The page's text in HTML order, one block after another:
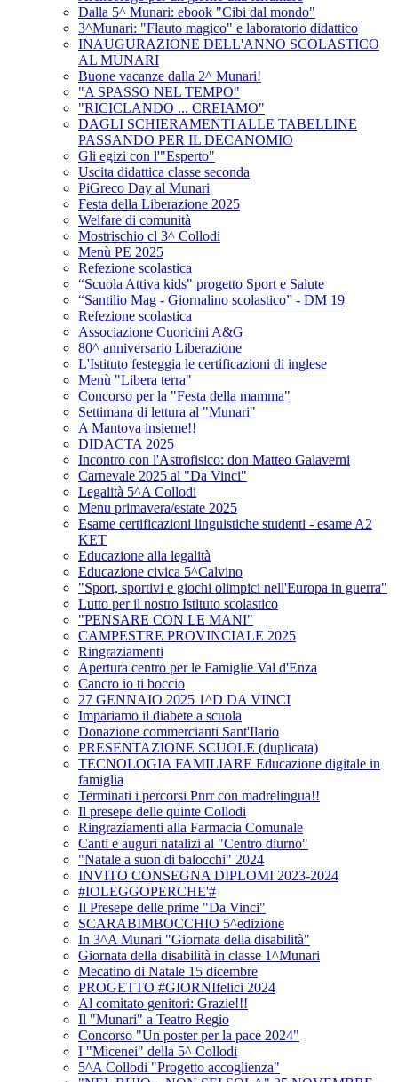
Dalla 5^ Munari: ebook "Cibi dal mondo"
3^Munari: "Flauto magico" e laboratorio didattico
INAUGURAZIONE DELL'ANNO SCOLASTICO
AL MUNARI
Buone vacanze dalla 2^ Munari!
"A SPASSO NEL TEMPO"
"RICICLANDO ... CREIAMO"
DAGLI SCHIERAMENTI ALLE TABELLINE
PASSANDO PER IL DECANOMIO
Gli egizi con l'"Esperto"
Uscita didattica classe seconda
PiGreco Day al Munari
Festa della Liberazione 2025
Welfare di comunità
Mostrischio cl 3^ Collodi
Menù PE 2025
Refezione scolastica
“Scuola Attiva kids" progetto Sport e Salute
“Santilio Mag - Giornalino scolastico” - DM 19
Refezione scolastica
Associazione Cuoricini A&G
80^ anniversario Liberazione
L'Istituto festeggia le certificazioni di inglese
Menù "Libera terra"
Concorso per la "Festa della mamma"
Settimana di lettura al "Munari"
A Mantova insieme!!
DIDACTA 2025
Incontro con l'Astrofisico: don Matteo Galaverni
Carnevale 2025 al "Da Vinci"
Legalità 5^A Collodi
Menu primavera/estate 2025
Esame certificazioni linguistiche studenti - esame A2
KET
Educazione alla legalità
Educazione civica 5^Calvino
"Sport, sportivi e giochi olimpici nell'Europa in guerra"
Lutto per il nostro Istituto scolastico
"PENSARE CON LE MANI"
CAMPESTRE PROVINCIALE 2025
Ringraziamenti
Apertura centro per le Famiglie Val d'Enza
Cancro io ti boccio
27 GENNAIO 2025 1^D DA VINCI
Impariamo il diabete a scuola
Donazione commercianti Sant'Ilario
PRESENTAZIONE SCUOLE (duplicata)
TECNOLOGIA FAMILIARE Educazione digitale in
famiglia
Terminati i percorsi Pnrr con madrelingua!!
Il presepe delle quinte Collodi
Ringraziamenti alla Farmacia Comunale
Canti e auguri natalizi al "Centro diurno"
"Natale a suon di balocchi" 2024
INVITO CONSEGNA DIPLOMI 2023-2024
#IOLEGGOPERCHE'#
Il Presepe delle prime "Da Vinci"
SCARABIMBOCCHIO 5^edizione
In 3^A Munari "Giornata della disabilità"
Giornata della disabilità in classe 1^Munari
Mecatino di Natale 15 dicembre
PROGETTO #GIORNIfelici 2024
Al comitato genitori: Grazie!!!
Il "Munari" a Teatro Regio
Concorso "Un poster per la pace 2024"
I "Micenei" della 5^ Collodi
5^A Collodi "Progetto accoglienza"